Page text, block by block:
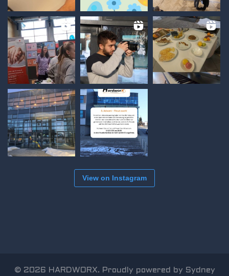
View on Instagram
© 2026 HARDWORX. Proudly powered by Sydney